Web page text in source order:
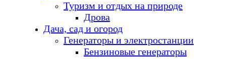
Туризм и отдых на природе
Дрова
Дача, сад и огород
Генераторы и электростанции
Бензиновые генераторы